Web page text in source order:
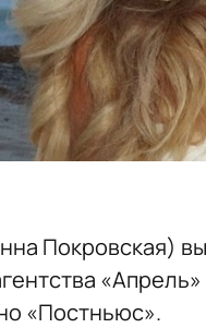
Покровская)
«Постньюс».